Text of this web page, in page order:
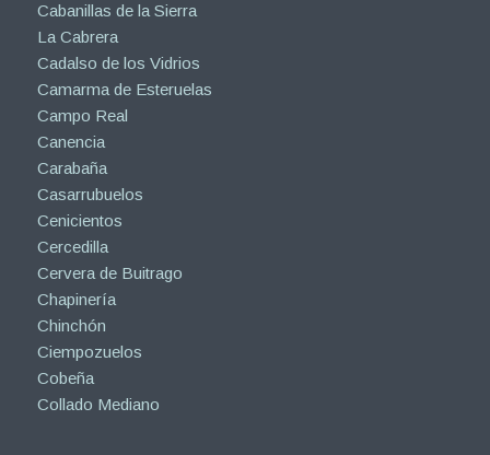
Cabanillas de la Sierra
La Cabrera
Cadalso de los Vidrios
Camarma de Esteruelas
Campo Real
Canencia
Carabaña
Casarrubuelos
Cenicientos
Cercedilla
Cervera de Buitrago
Chapinería
Chinchón
Ciempozuelos
Cobeña
Collado Mediano